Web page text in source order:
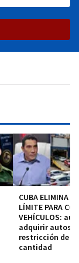
CUBA ELIMINA EL
LÍMITE PARA
VEHÍCULOS:
adquirir autos
restricción de
cantidad